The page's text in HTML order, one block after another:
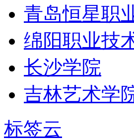
青岛恒星职
绵阳职业技
长沙学院
吉林艺术学
标签云